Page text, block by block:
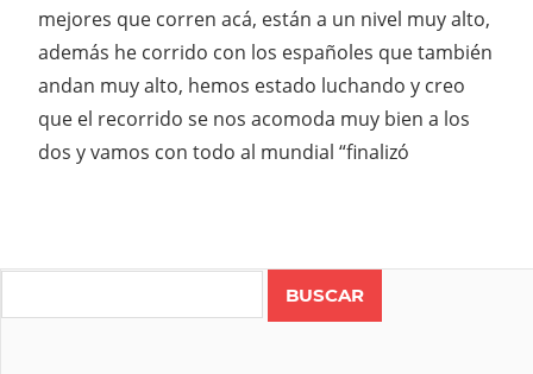
mejores que corren acá, están a un nivel muy alto,
además he corrido con los españoles que también
andan muy alto, hemos estado luchando y creo
que el recorrido se nos acomoda muy bien a los
dos y vamos con todo al mundial “finalizó